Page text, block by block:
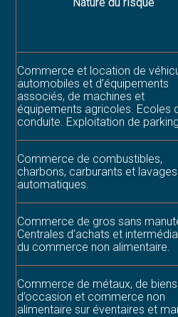
Commerce et location de
automobiles et d’équipements
associés, de machines et
équipements agricoles. Ecoles
conduite. Exploitation de
Commerce de combustibles,
charbons, carburants et lavages
automatiques.
Commerce de gros sans
Centrales d’achats et
du commerce non alimentaire.
Commerce de métaux, de biens
d’occasion et commerce non
alimentaire sur éventaires et